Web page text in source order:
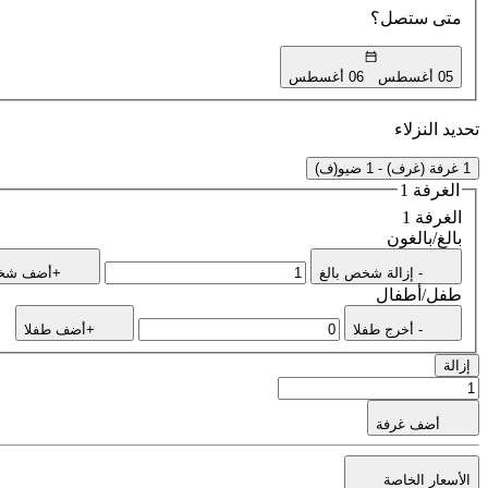
متى ستصل؟
05 أغسطس 06 أغسطس
تحديد النزلاء
1 غرفة (غرف) - 1 ضيو(ف)
الغرفة 1
الغرفة 1
بالغ/بالغون
- إزالة شخص بالغ +أضف
طفل/أطفال
- أخرج طفلا +أضف طفلا
إزالة
أضف غرفة
الأسعار الخاصة